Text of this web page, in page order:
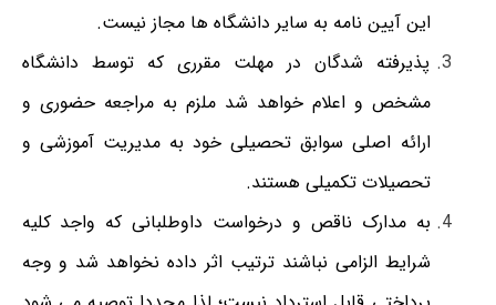
این آیین نامه به سایر دانشگاه ها مجاز نیست.
پذیرفته شدگان در مهلت مقرری که توسط دانشگاه
مشخص و اعلام خواهد شد ملزم به مراجعه حضوری و
ارائه اصلی سوابق تحصیلی خود به مدیریت آموزشی و
تحصیلات تکمیلی هستند.
به مدارک ناقص و درخواست داوطلبانی که واجد کلیه
شرایط الزامی نباشند ترتیب اثر داده نخواهد شد و وجه